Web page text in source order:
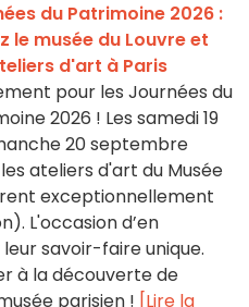
du Patrimoine 2026 :
le musée du Louvre et
d'art à Paris
pour les Journées du
2026 ! Les samedi 19
20 septembre
ateliers d'art du Musée
exceptionnellement
L'occasion d’en
savoir-faire unique.
à la découverte de
parisien ! [Lire la